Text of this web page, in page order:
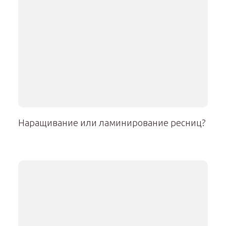
Наращивание или ламинирование ресниц?